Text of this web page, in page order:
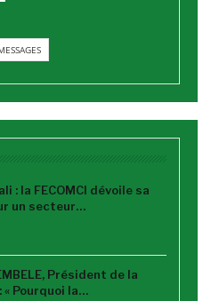
: la FECOMCI dévoile sa
un secteur…
Président de la
« Pourquoi la…